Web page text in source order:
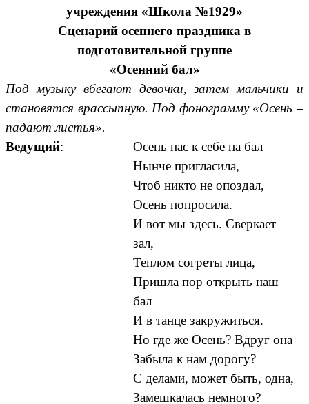
учреждения «Школа №1929»
Сценарий осеннего праздника в
подготовительной группе
«Осенний бал»
Под музыку вбегают девочки, затем мальчики и
становятся врассыпную. Под фонограмму «Осень –
падают листья».
Ведущий:
Осень нас к себе на бал
Нынче пригласила,
Чтоб никто не опоздал,
Осень попросила.
И вот мы здесь. Сверкает
зал,
Теплом согреты лица,
Пришла пор открыть наш
бал
И в танце закружиться.
Но где же Осень? Вдруг она
Забыла к нам дорогу?
С делами, может быть, одна,
Замешкалась немного?